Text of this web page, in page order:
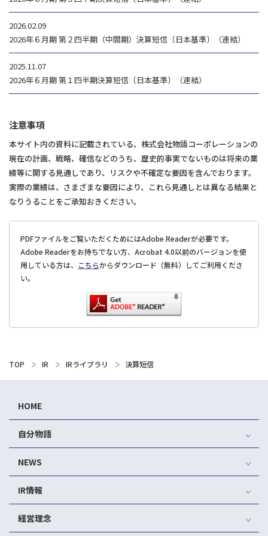
2026.02.09
2026年６月期 第２四半期（中間期）決算短信〔日本基準〕（連結）
2025.11.07
2026年６月期 第１四半期決算短信〔日本基準〕（連結）
注意事項
本サイト内の資料に記載されている、株式会社物語コーポレーションの
現在の計画、戦略、確信などのうち、歴史的事実でないものは将来の業
績等に関する見通しであり、リスクや不確定な要因を含んでおります。
実際の業績は、さまざまな要因により、これら見通しとは異なる結果と
なりうることをご承知おきください。
PDFファイルをご覧いただくためにはAdobe Readerが必要です。
Adobe Readerをお持ちでない方、Acrobat 4.0以前のバージョンを使
用している方は、
こちらからダウンロード（無料）してご利用くださ
い。
TOP IR IRライブラリ 決算短信
HOME
自分物語
NEWS
IR情報
経営理念